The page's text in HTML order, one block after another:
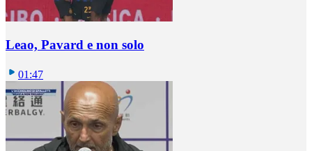
Leao, Pavard e non solo
01:47